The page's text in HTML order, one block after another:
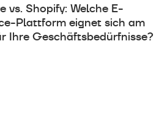
vs. Shopify: Welche E-
Plattform eignet sich am
Ihre Geschäftsbedürfnisse?